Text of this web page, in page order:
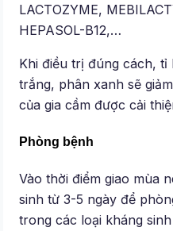
LACTOZYME,
HEPASOL-B12,…
Khi điều trị đúng cách,
trắng, phân xanh sẽ
của gia cầm được cải
Phòng bệnh
Vào thời điểm giao mùa
sinh từ 3-5 ngày để
trong các loại kháng